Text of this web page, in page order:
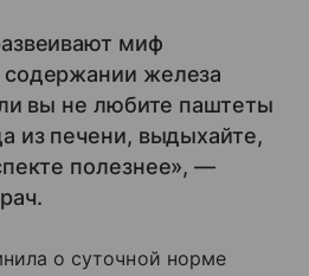
миф
железа
вы не любите паштеты
из печени, выдыхайте,
полезнее», —
о суточной норме